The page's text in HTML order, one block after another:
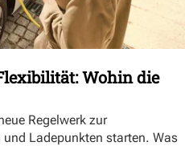
Wohin die
Regelwerk zur
Ladepunkten starten. Was